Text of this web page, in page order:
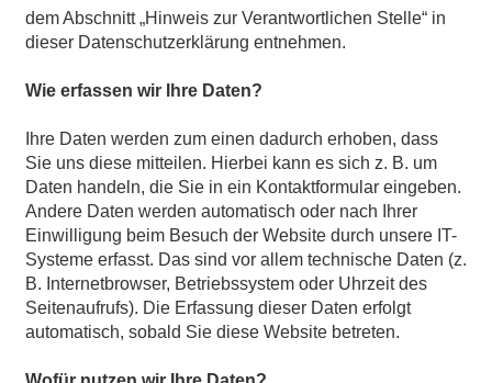
dem Abschnitt „Hinweis zur Verantwortlichen Stelle“ in
dieser Datenschutzerklärung entnehmen.
Wie erfassen wir Ihre Daten?
Ihre Daten werden zum einen dadurch erhoben, dass
Sie uns diese mitteilen. Hierbei kann es sich z. B. um
Daten handeln, die Sie in ein Kontaktformular eingeben.
Andere Daten werden automatisch oder nach Ihrer
Einwilligung beim Besuch der Website durch unsere IT-
Systeme erfasst. Das sind vor allem technische Daten (z.
B. Internetbrowser, Betriebssystem oder Uhrzeit des
Seitenaufrufs). Die Erfassung dieser Daten erfolgt
automatisch, sobald Sie diese Website betreten.